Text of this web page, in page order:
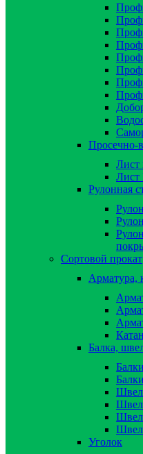
Просечно-
Рулонная
Сортовой прокат
Арматура,
Балка,
Уголок